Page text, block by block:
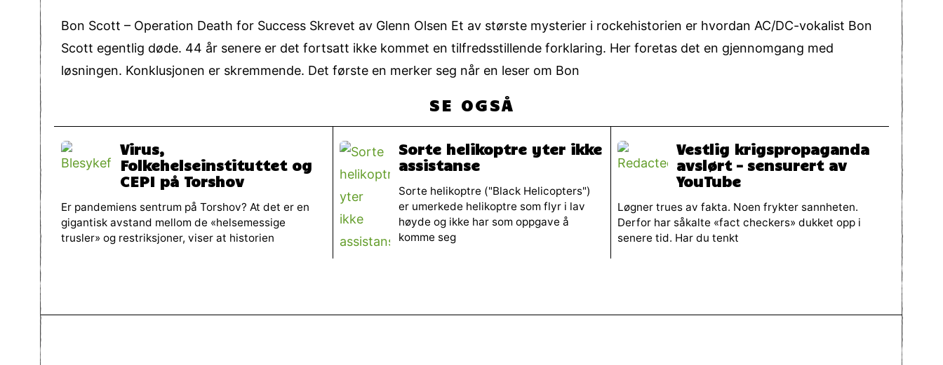
Bon Scott – Operation Death for Success Skrevet av Glenn Olsen Et av største mysterier i rockehistorien er hvordan AC/DC-vokalist Bon
Scott egentlig døde. 44 år senere er det fortsatt ikke kommet en tilfredsstillende forklaring. Her foretas det en gjennomgang med
løsningen. Konklusjonen er skremmende. Det første en merker seg når en leser om Bon
SE OGSÅ
Virus,
Folkehelseinstituttet og
CEPI på Torshov
Er pandemiens sentrum på Torshov? At det er en
gigantisk avstand mellom de «helsemessige
trusler» og restriksjoner, viser at historien
Sorte helikoptre yter ikke
assistanse
Sorte helikoptre ("Black Helicopters")
er umerkede helikoptre som flyr i lav
høyde og ikke har som oppgave å
komme seg
Vestlig krigspropaganda
avslørt – sensurert av
YouTube
Løgner trues av fakta. Noen frykter sannheten.
Derfor har såkalte «fact checkers» dukket opp i
senere tid. Har du tenkt